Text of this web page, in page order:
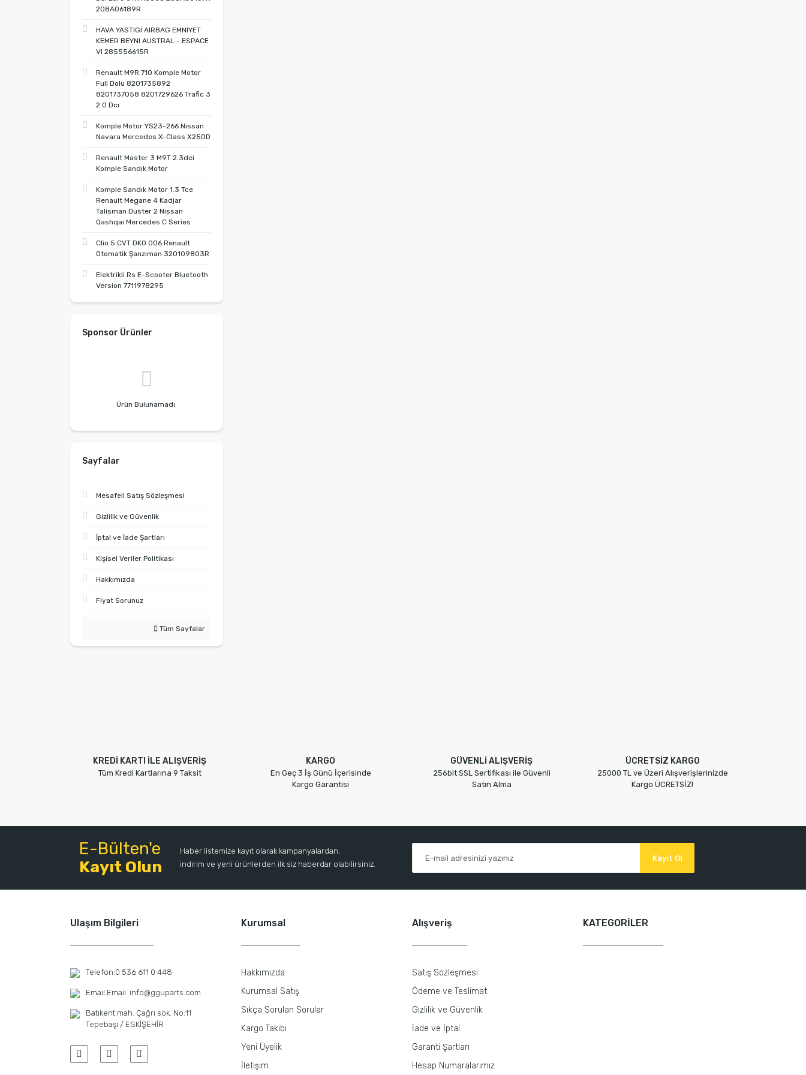
208A06189R
HAVA YASTIGI AIRBAG EMNIYET
KEMER BEYNI AUSTRAL - ESPACE
VI 285556615R
Renault M9R 710 Komple Motor
Full Dolu 8201735892
8201737058 8201729626 Trafic 3
2.0 Dcı
Komple Motor YS23-266 Nissan
Navara Mercedes X-Class X250D
Renault Master 3 M9T 2.3dci
Komple Sandık Motor
Komple Sandık Motor 1.3 Tce
Renault Megane 4 Kadjar
Talisman Duster 2 Nissan
Qashqai Mercedes C Series
Clio 5 CVT DK0 006 Renault
Otomatik Şanzıman 320109803R
Elektrikli Rs E-Scooter Bluetooth
Version 7711978295
Sponsor Ürünler
Ürün Bulunamadı.
Sayfalar
Mesafeli Satış Sözleşmesi
Gizlilik ve Güvenlik
İptal ve İade Şartları
Kişisel Veriler Politikası
Hakkımızda
Fiyat Sorunuz
Tüm Sayfalar
KREDİ KARTI İLE ALIŞVERİŞ
Tüm Kredi Kartlarına 9 Taksit
KARGO
En Geç 3 İş Günü İçerisinde
Kargo Garantisi
GÜVENLİ ALIŞVERİŞ
256bit SSL Sertifikası ile Güvenli
Satın Alma
ÜCRETSİZ KARGO
25000 TL ve Üzeri Alışverişlerinizde
Kargo ÜCRETSİZ!
E-Bülten'e
Kayıt Olun
Haber listemize kayıt olarak kampanyalardan,
indirim ve yeni ürünlerden ilk siz haberdar olabilirsiniz.
Kayıt Ol
Ulaşım Bilgileri
Telefon:0 536 611 0 448
Email:Email: info@gguparts.com
Batıkent mah. Çağrı sok. No:11
Tepebaşı / ESKİŞEHİR
Kurumsal
Hakkımızda
Kurumsal Satış
Sıkça Sorulan Sorular
Kargo Takibi
Yeni Üyelik
İletişim
Alışveriş
Satış Sözleşmesi
Ödeme ve Teslimat
Gizlilik ve Güvenlik
İade ve İptal
Garanti Şartları
Hesap Numaralarımız
KATEGORİLER